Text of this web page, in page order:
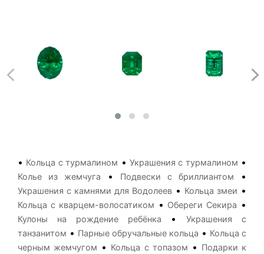
• Кольца с турмалином • Украшения с турмалином •
Колье из жемчуга • Подвески с бриллиантом •
Украшения с камнями для Водолеев • Кольца змеи •
Кольца с кварцем-волосатиком • Обереги Секира •
Кулоны на рождение ребёнка •Украшения с
танзанитом • Парные обручальные кольца • Кольца с
черным жемчугом • Кольца с топазом • Подарки к